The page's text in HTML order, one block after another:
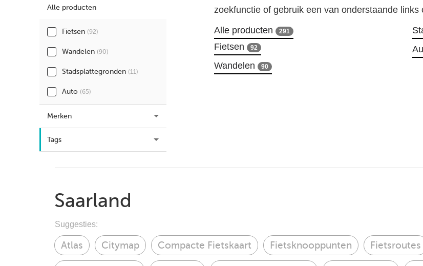
Alle producten
Fietsen (92)
Wandelen (90)
Stadsplattegronden (11)
Auto (65)
Merken
Tags
zoekfunctie of gebruik een van onderstaande
Alle producten 291
Fietsen 92
Wandelen 90
Saarland
Suggesties:
Atlas Citymap Compacte Fietskaart Fietsknooppunten Fietsroutes